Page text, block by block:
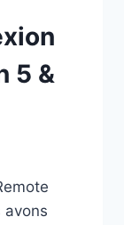
5 &
avons